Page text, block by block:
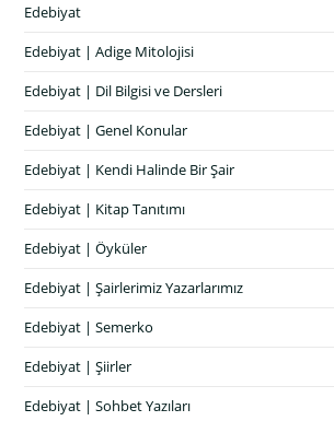
Edebiyat
Edebiyat | Adige Mitolojisi
Edebiyat | Dil Bilgisi ve Dersleri
Edebiyat | Genel Konular
Edebiyat | Kendi Halinde Bir Şair
Edebiyat | Kitap Tanıtımı
Edebiyat | Öyküler
Edebiyat | Şairlerimiz Yazarlarımız
Edebiyat | Semerko
Edebiyat | Şiirler
Edebiyat | Sohbet Yazıları